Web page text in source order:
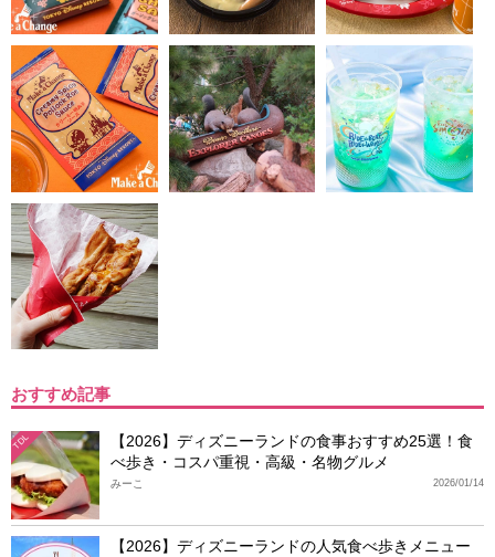
おすすめ記事
TDL
【2026】ディズニーランドの食事おすすめ25選！食
べ歩き・コスパ重視・高級・名物グルメ
2026/01/14
みーこ
【2026】ディズニーランドの人気食べ歩きメニュー